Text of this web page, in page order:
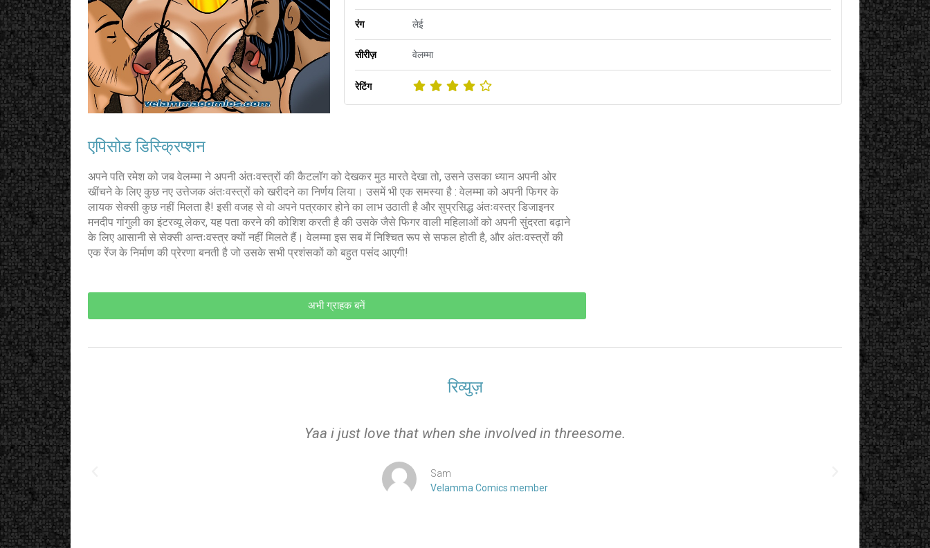
रंग लेई
सीरीज़ वेलम्मा
रेटिंग
एपिसोड डिस्क्रिप्शन
अपने पति रमेश को जब वेलम्मा ने अपनी अंतःवस्त्रों की कैटलॉग को देखकर मुठ मारते देखा तो, उसने उसका ध्यान अपनी ओर
खींचने के लिए कुछ नए उत्तेजक अंतःवस्त्रों को खरीदने का निर्णय लिया। उसमें भी एक समस्या है : वेलम्मा को अपनी फिगर के
लायक सेक्सी कुछ नहीं मिलता है! इसी वजह से वो अपने पत्रकार होने का लाभ उठाती है और सुप्रसिद्ध अंतःवस्त्र डिजाइनर
मनदीप गांगुली का इंटरव्यू लेकर, यह पता करने की कोशिश करती है की उसके जैसे फिगर वाली महिलाओं को अपनी सुंदरता बढ़ाने
के लिए आसानी से सेक्सी अन्तःवस्त्र क्यों नहीं मिलते हैं। वेलम्मा इस सब में निश्चित रूप से सफल होती है, और अंतःवस्त्रों की
एक रेंज के निर्माण की प्रेरणा बनती है जो उसके सभी प्रशंसकों को बहुत पसंद आएगी!
अभी ग्राहक बनें
रिव्युज़
Yaa i just love that when she involved in threesome.
Sam
Velamma Comics member
The